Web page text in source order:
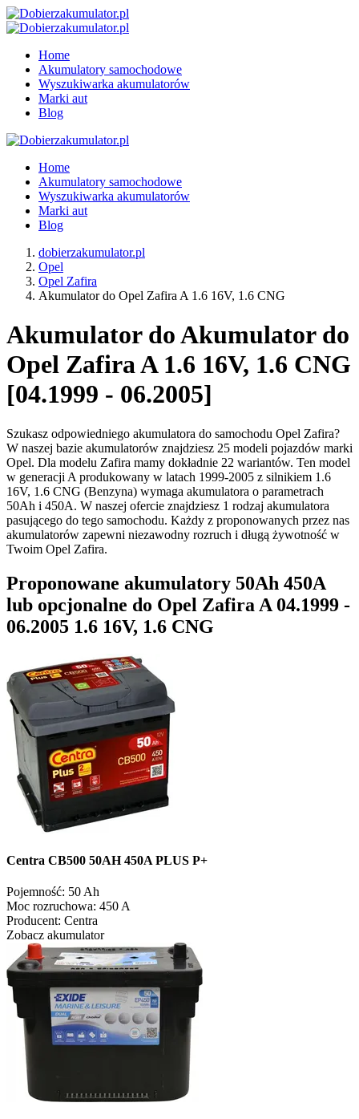
Home
Akumulatory samochodowe
Wyszukiwarka akumulatorów
Marki aut
Blog
Home
Akumulatory samochodowe
Wyszukiwarka akumulatorów
Marki aut
Blog
dobierzakumulator.pl
Opel
Opel Zafira
Akumulator do Opel Zafira A 1.6 16V, 1.6 CNG
Akumulator do Akumulator do
Opel Zafira A 1.6 16V, 1.6 CNG
[04.1999 - 06.2005]
Szukasz odpowiedniego akumulatora do samochodu Opel Zafira?
W naszej bazie akumulatorów znajdziesz 25 modeli pojazdów marki
Opel. Dla modelu Zafira mamy dokładnie 22 wariantów. Ten model
w generacji A produkowany w latach 1999-2005 z silnikiem 1.6
16V, 1.6 CNG (Benzyna) wymaga akumulatora o parametrach
50Ah i 450A. W naszej ofercie znajdziesz 1 rodzaj akumulatora
pasującego do tego samochodu. Każdy z proponowanych przez nas
akumulatorów zapewni niezawodny rozruch i długą żywotność w
Twoim Opel Zafira.
Proponowane akumulatory 50Ah 450A
lub opcjonalne do Opel Zafira A 04.1999 -
06.2005 1.6 16V, 1.6 CNG
Centra CB500 50AH 450A PLUS P+
Pojemność: 50 Ah
Moc rozruchowa: 450 A
Producent: Centra
Zobacz akumulator